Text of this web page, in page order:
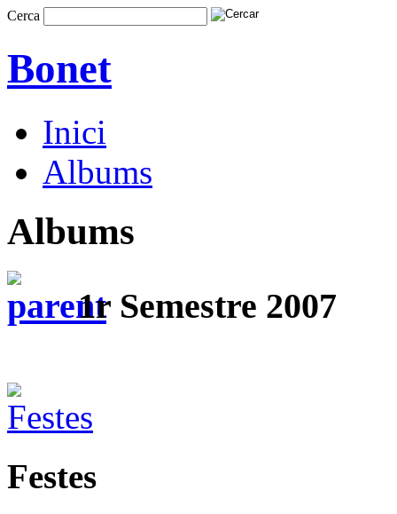
Cerca
Bonet
Inici
Albums
Albums
1r Semestre 2007
Festes